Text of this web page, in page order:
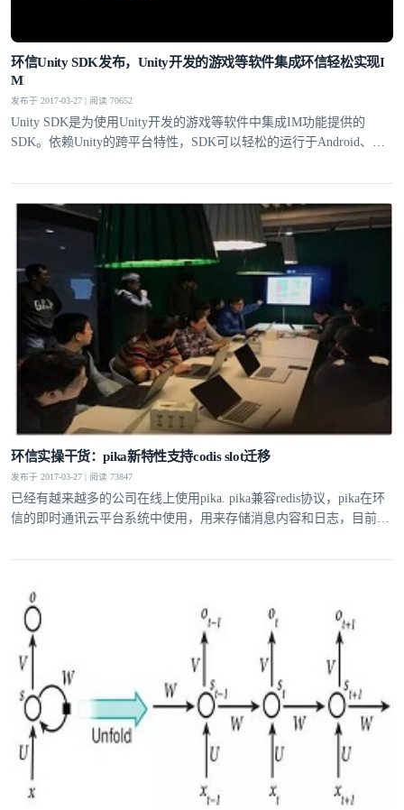
环信Unity SDK发布，Unity开发的游戏等软件集成环信轻松实现I
M
发布于 2017-03-27 | 阅读 70652
Unity SDK是为使用Unity开发的游戏等软件中集成IM功能提供的
SDK。依赖Unity的跨平台特性，SDK可以轻松的运行于Android、
实现IM功能。
环信实操干货：pika新特性支持codis slot迁移
发布于 2017-03-27 | 阅读 73847
已经有越来越多的公司在线上使用pika. pika兼容redis协议，pika在环
信的即时通讯云平台系统中使用，用来存储消息内容和日志，目前在